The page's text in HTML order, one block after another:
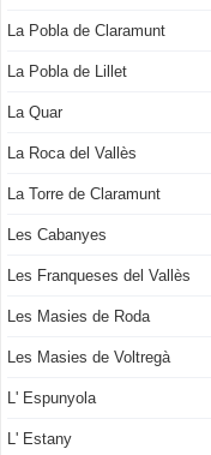
La Pobla de Claramunt
La Pobla de Lillet
La Quar
La Roca del Vallès
La Torre de Claramunt
Les Cabanyes
Les Franqueses del Vallès
Les Masies de Roda
Les Masies de Voltregà
L' Espunyola
L' Estany